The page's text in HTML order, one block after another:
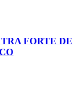
FORTE DE